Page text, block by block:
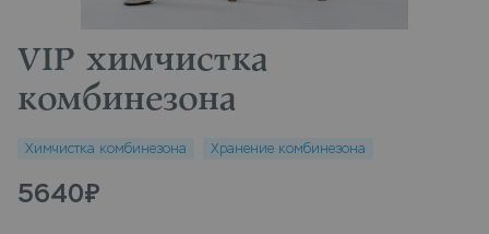
VIP химчистка
комбинезона
Химчистка комбинезона Хранение комбинезона
5640₽